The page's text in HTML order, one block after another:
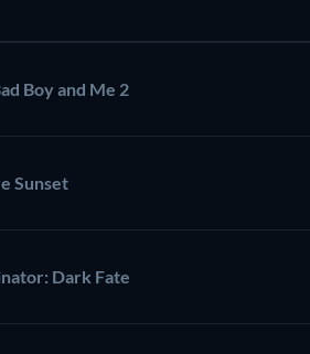
Boy and Me 2
Sunset
Dark Fate